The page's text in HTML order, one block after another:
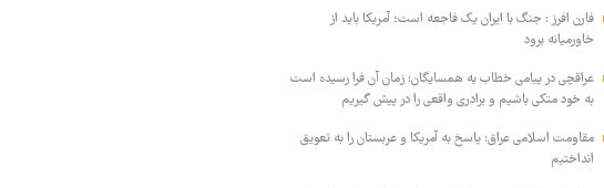
فارن افرز : جنگ با ایران یک فاجعه است؛ آمریکا باید از
خاورمیانه برود
عراقچی در پیامی خطاب به همسایگان: زمان آن فرا رسیده است
به خود متکی باشیم و برادری واقعی را در پیش گیریم
مقاومت اسلامی عراق: پاسخ به آمریکا و عربستان را به تعویق
انداختیم